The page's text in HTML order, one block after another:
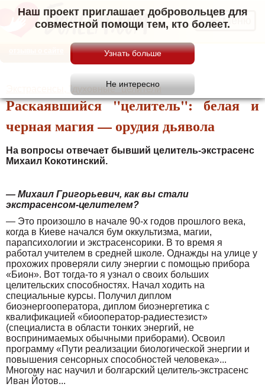
Наш проект приглашает добровольцев для
совместной помощи тем, кто болеет.Меню
Экстрасенсы, "духовные" целители
Раскаявшийся "целитель": белая и
черная магия — орудия дьявола
На вопросы отвечает бывший целитель-экстрасенс
Михаил Кокотинский.
— Михаил Григорьевич, как вы стали
экстрасенсом-целителем?
— Это произошло в начале 90-х годов прошлого века,
когда в Киеве начался бум оккультизма, магии,
парапсихологии и экстрасенсорики. В то время я
работал учителем в средней школе. Однажды на улице у
прохожих проверяли силу энергии с помощью прибора
«Бион». Вот тогда-то я узнал о своих больших
целительских способностях. Начал ходить на
специальные курсы. Получил диплом
биоэнергооператора, диплом биоэнергетика с
квалификацией «биооператор-радиестезист»
(специалиста в области тонких энергий, не
воспринимаемых обычными приборами). Освоил
программу «Пути реализации биологической энергии и
повышения сенсорных способностей человека»...
Многому нас научил и болгарский целитель-экстрасенс
Иван Йотов...